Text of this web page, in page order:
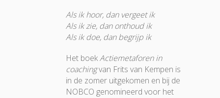
Als ik hoor, dan vergeet ik
Als ik zie, dan onthoud ik
Als ik doe, dan begrijp ik
Het boekActiemetaforen in
coachingvan Frits van Kempen is
in de zomer uitgekomen en bij de
NOBCO genomineerd voor het